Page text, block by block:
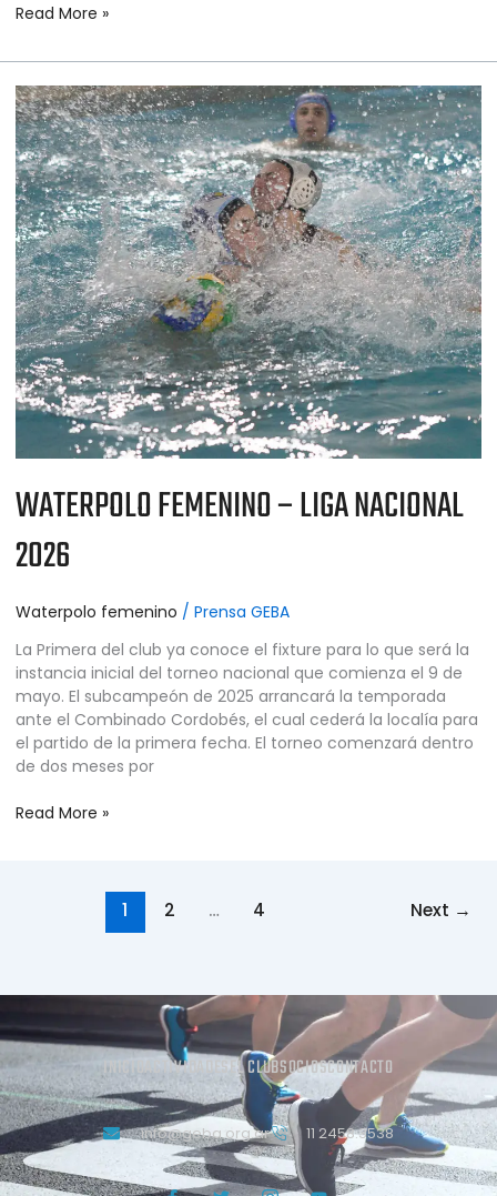
Read More »
WATERPOLO FEMENINO – LIGA NACIONAL
2026
Waterpolo femenino / Prensa GEBA
La Primera del club ya conoce el fixture para lo que será la
instancia inicial del torneo nacional que comienza el 9 de
mayo. El subcampeón de 2025 arrancará la temporada
ante el Combinado Cordobés, el cual cederá la localía para
el partido de la primera fecha. El torneo comenzará dentro
de dos meses por
WATERPOLO
FEMENINO
–
LIGA
NACIONAL
2026
Read More »
1 2 … 4 Next →
INICIOACTIVIDADES EL CLUBSOCIOSCONTACTO
info@geba.org.ar 11 2458.3538
J T J Y